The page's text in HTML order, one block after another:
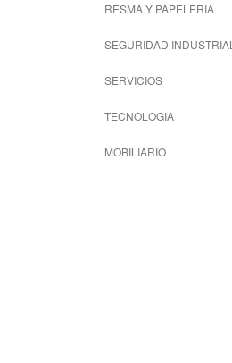
RESMA Y PAPELERIA
SEGURIDAD INDUSTRIAL
SERVICIOS
TECNOLOGIA
MOBILIARIO